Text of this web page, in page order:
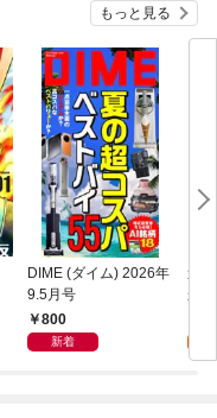
もっと見る
DIME (ダイム) 2026年
9.5月号
800
新着
追
か
れ
（